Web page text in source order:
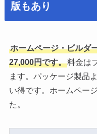
版もあり
ホームページ・ビルダ
27,000円です。料金は
ます。パッケージ製品
い得です。ホームペー
た。